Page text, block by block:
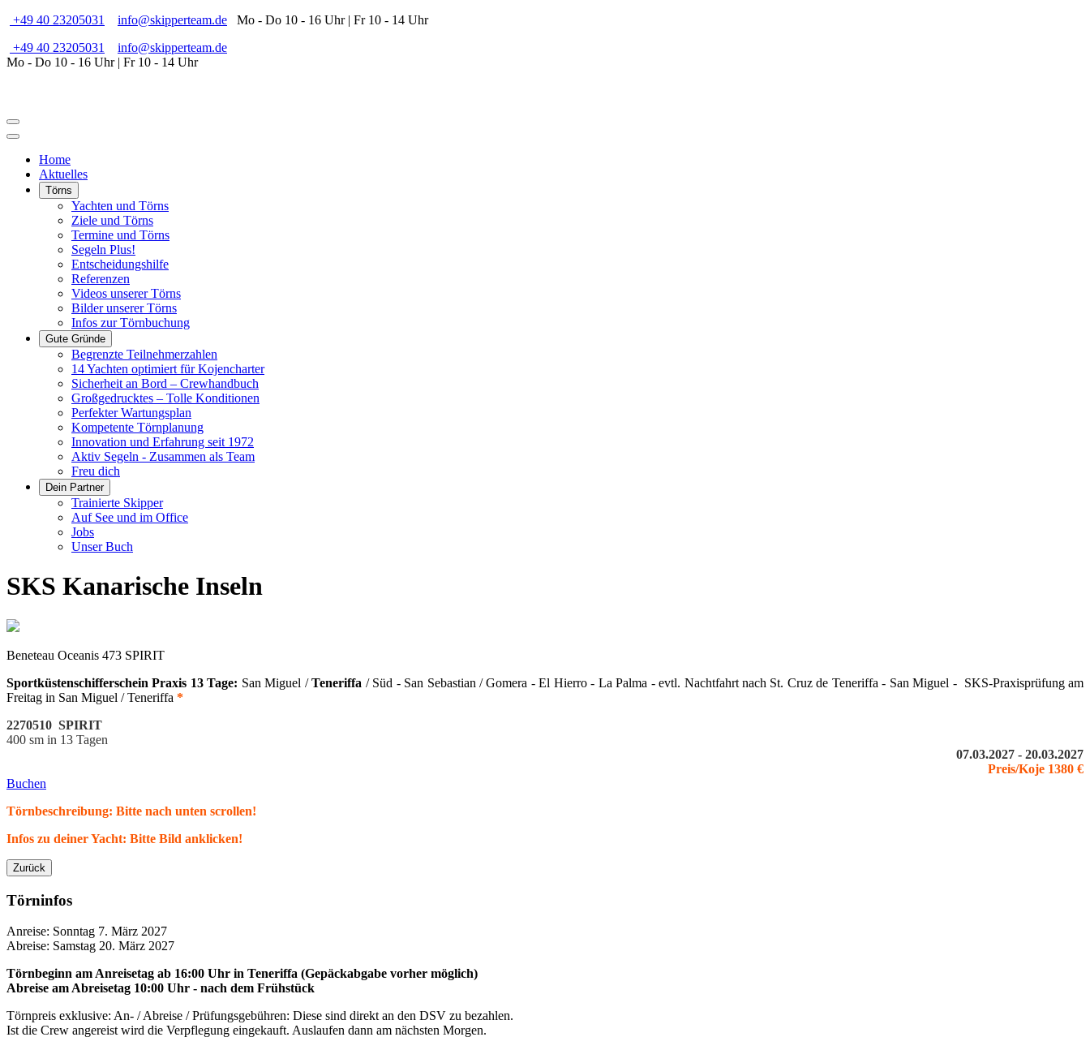
+49 40 23205031 info@skipperteam.de Mo - Do 10 - 16 Uhr | Fr 10 - 14 Uhr
+49 40 23205031
info@skipperteam.de
Mo - Do 10 - 16 Uhr | Fr 10 - 14 Uhr
Home
Aktuelles
Törns
Yachten und Törns
Ziele und Törns
Termine und Törns
Segeln Plus!
Entscheidungshilfe
Referenzen
Videos unserer Törns
Bilder unserer Törns
Infos zur Törnbuchung
Gute Gründe
Begrenzte Teilnehmerzahlen
14 Yachten optimiert für Kojencharter
Sicherheit an Bord – Crewhandbuch
Großgedrucktes – Tolle Konditionen
Perfekter Wartungsplan
Kompetente Törnplanung
Innovation und Erfahrung seit 1972
Aktiv Segeln - Zusammen als Team
Freu dich
Dein Partner
Trainierte Skipper
Auf See und im Office
Jobs
Unser Buch
SKS Kanarische Inseln
Beneteau Oceanis 473 SPIRIT
Sportküstenschifferschein Praxis 13 Tage: San Miguel /Teneriffa / Süd - San Sebastian / Gomera - El Hierro - La Palma - evtl. Nachtfahrt nach St. Cruz de Teneriffa - San Miguel - SKS-Praxisprüfung am
Freitag in San Miguel / Teneriffa *
2270510 SPIRIT
400 sm in 13 Tagen
07.03.2027 - 20.03.2027
Preis/Koje 1380 €
Buchen
Törnbeschreibung: Bitte nach unten scrollen!
Infos zu deiner Yacht: Bitte Bild anklicken!
Zurück
Törninfos
Anreise: Sonntag 7. März 2027
Abreise: Samstag 20. März 2027
Törnbeginn am Anreisetag ab 16:00 Uhr in Teneriffa (Gepäckabgabe vorher möglich)
Abreise am Abreisetag 10:00 Uhr - nach dem Frühstück
Törnpreis exklusive: An- / Abreise / Prüfungsgebühren: Diese sind direkt an den DSV zu bezahlen.
Ist die Crew angereist wird die Verpflegung eingekauft. Auslaufen dann am nächsten Morgen.